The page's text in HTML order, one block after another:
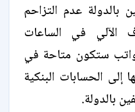
بالدولة عدم التزاحم
الآلي في الساعات
ستكون متاحة في
الحسابات البنكية
بالدولة.